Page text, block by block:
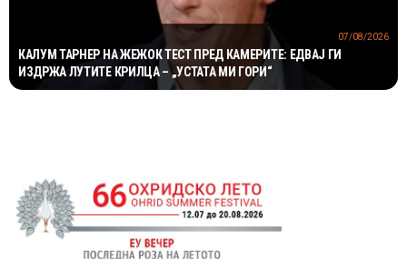
КАЛУМ ТАРНЕР НА ЖЕЖОК ТЕСТ ПРЕД КАМЕРИТЕ: ЕДВАЈ ГИ
ИЗДРЖА ЛУТИТЕ КРИЛЦА – „УСТАТА МИ ГОРИ“
07/08/2026